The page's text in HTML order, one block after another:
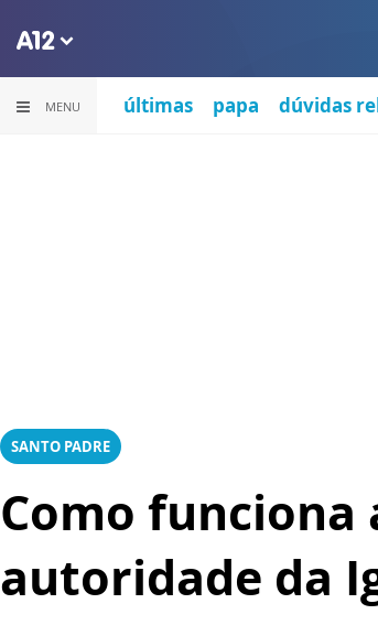
MENU últimas papa dúvidas
SANTO PADRE
Como funciona
autoridade da